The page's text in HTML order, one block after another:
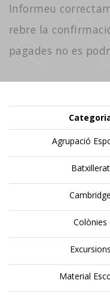
Informeu
rebre la
pagades no es
Agrupació
Batxillerat
Cambridge
Colònies
Excursions
Material